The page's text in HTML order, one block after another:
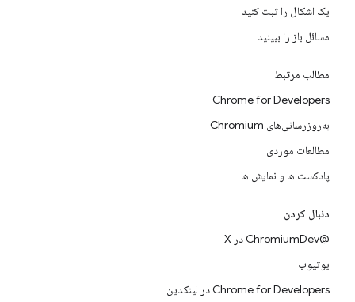
یک اشکال را ثبت کنید
مسائل باز را ببینید
مطالب مرتبط
Chrome for Developers
به‌روزرسانی‌های Chromium
مطالعات موردی
پادکست ها و نمایش ها
دنبال کردن
@ChromiumDev در X
یوتیوب
Chrome for Developers در لینکدین